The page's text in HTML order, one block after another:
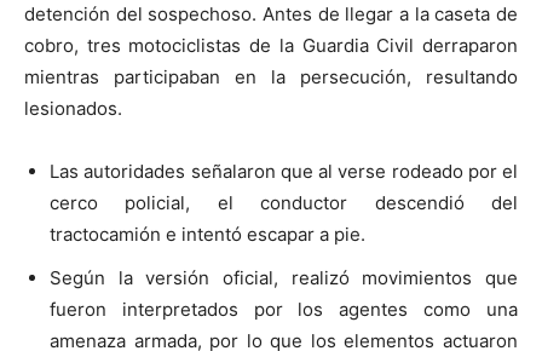
detención del sospechoso. Antes de llegar a la caseta de
cobro, tres motociclistas de la Guardia Civil derraparon
mientras participaban en la persecución, resultando
lesionados.
Las autoridades señalaron que al verse rodeado por el
cerco policial, el conductor descendió del
tractocamión e intentó escapar a pie.
Según la versión oficial, realizó movimientos que
fueron interpretados por los agentes como una
amenaza armada, por lo que los elementos actuaron